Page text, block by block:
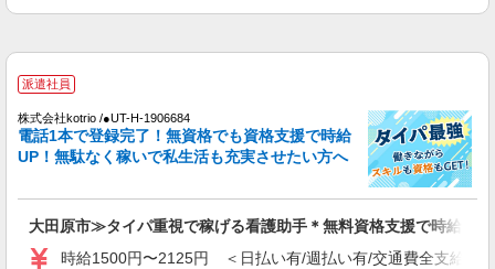
派遣社員
株式会社kotrio /●UT-H-1977312
≪大田原市／看護助手≫子育て世代活躍中！働
きやすい環境♪
時給1500円〜2125円 ＜日払い有/週払い有/交
大田原市
派遣社員
株式会社kotrio /●UT-H-1906684
電話1本で登録完了！無資格でも資格支援で時給
UP！無駄なく稼いで私生活も充実させたい方へ
大田原市≫タイパ重視で稼げる看護助手＊無料資格支援で時給UP
時給1500円〜2125円 ＜日払い有/週払い有/交通費全支給(ガ